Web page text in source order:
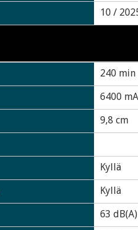
10 /
240 min
6400
9,8 cm
Kyllä
Kyllä
63 dB(A)